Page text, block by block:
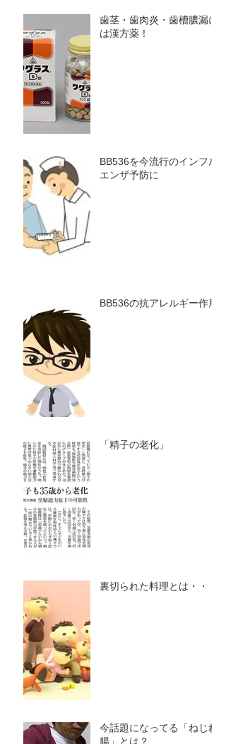
歯茎・歯肉炎・歯槽膿漏に
は漢方薬！
BB536を今流行のインフル
エンザ予防に
BB536の抗アレルギー作用
「精子の老化」
裏切られた料理とは・・・
今話題になってる「ねじれ
腸」とは？